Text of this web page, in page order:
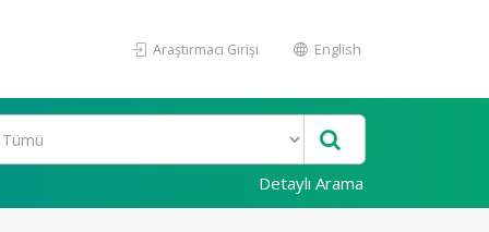
Araştırmacı Girişi English
Detaylı Arama